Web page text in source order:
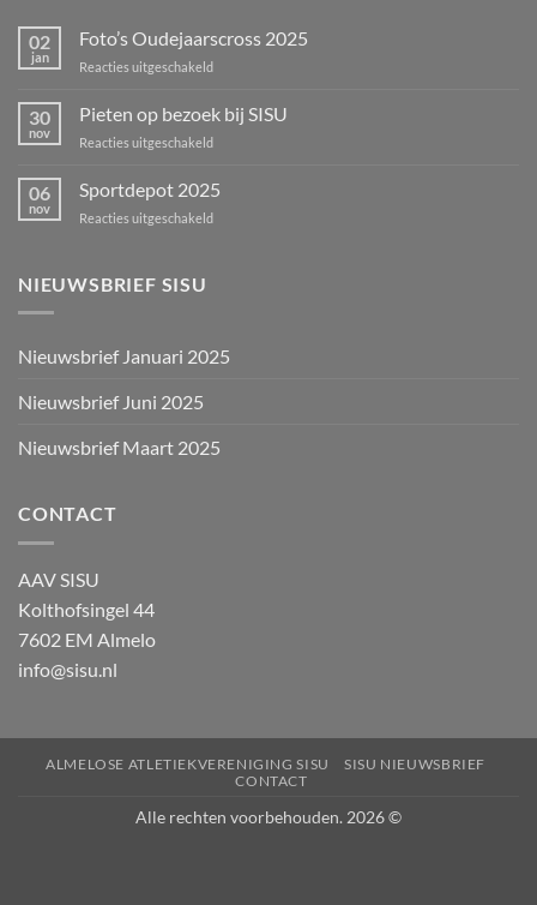
02
jan
Foto’s Oudejaarscross 2025
Reacties uitgeschakeldvoor
Oudejaarscross
2025
30
nov
Pieten op bezoek bij SISU
Reacties uitgeschakeldvoor
op
bezoek
bij
06
nov
Sportdepot 2025
Reacties uitgeschakeldvoor
NIEUWSBRIEF SISU
Nieuwsbrief Januari 2025
Nieuwsbrief Juni 2025
Nieuwsbrief Maart 2025
CONTACT
AAV SISU
Kolthofsingel 44
7602 EM Almelo
info@sisu.nl
ALMELOSE ATLETIEKVERENIGING SISU
SISU NIEUWSBRIEF
CONTACT
Alle rechten voorbehouden. 2026 ©